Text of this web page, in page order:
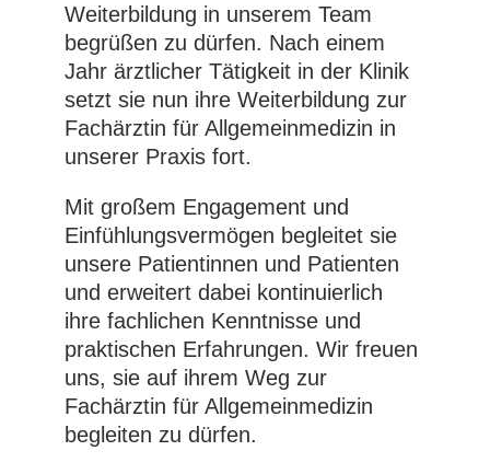
Weiterbildung in unserem Team
begrüßen zu dürfen. Nach einem
Jahr ärztlicher Tätigkeit in der Klinik
setzt sie nun ihre Weiterbildung zur
Fachärztin für Allgemeinmedizin in
unserer Praxis fort.
Mit großem Engagement und
Einfühlungsvermögen begleitet sie
unsere Patientinnen und Patienten
und erweitert dabei kontinuierlich
ihre fachlichen Kenntnisse und
praktischen Erfahrungen. Wir freuen
uns, sie auf ihrem Weg zur
Fachärztin für Allgemeinmedizin
begleiten zu dürfen.